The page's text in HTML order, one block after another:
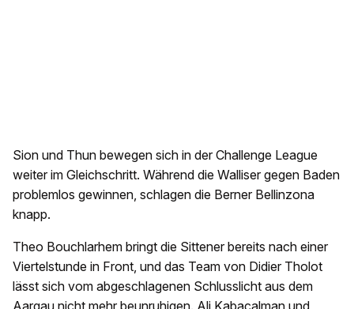
Sion und Thun bewegen sich in der Challenge League
weiter im Gleichschritt. Während die Walliser gegen Baden
problemlos gewinnen, schlagen die Berner Bellinzona
knapp.
Theo Bouchlarhem bringt die Sittener bereits nach einer
Viertelstunde in Front, und das Team von Didier Tholot
lässt sich vom abgeschlagenen Schlusslicht aus dem
Aargau nicht mehr beunruhigen. Ali Kabacalman und